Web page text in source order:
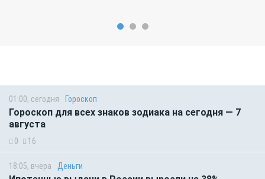
01:00, сегодня Гороскоп
Гороскоп для всех знаков зодиака на сегодня — 7
августа
0 16
18:05, вчера Деньги